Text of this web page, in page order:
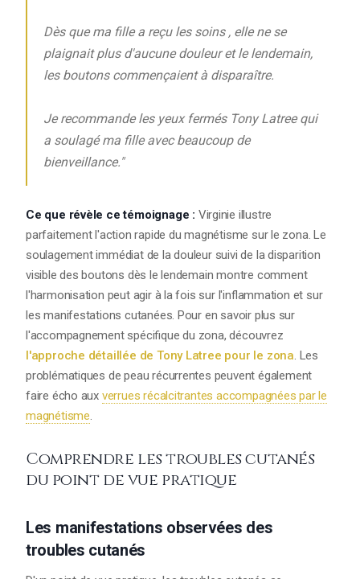
Dès que ma fille a reçu les soins , elle ne se
plaignait plus d'aucune douleur et le lendemain,
les boutons commençaient à disparaître.
Je recommande les yeux fermés Tony Latree qui
a soulagé ma fille avec beaucoup de
bienveillance."
Ce que révèle ce témoignage : Virginie illustre
parfaitement l'action rapide du magnétisme sur le zona. Le
soulagement immédiat de la douleur suivi de la disparition
visible des boutons dès le lendemain montre comment
l'harmonisation peut agir à la fois sur l'inflammation et sur
les manifestations cutanées. Pour en savoir plus sur
l'accompagnement spécifique du zona, découvrez
l'approche détaillée de Tony Latree pour le zona. Les
problématiques de peau récurrentes peuvent également
faire écho aux verrues récalcitrantes accompagnées par le
magnétisme.
Comprendre les troubles cutanés
du point de vue pratique
Les manifestations observées des
troubles cutanés